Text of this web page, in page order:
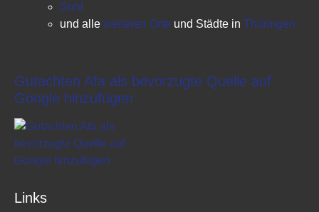
Suhl
und alle weiteren Orte und Städte in Thüringen
Gutachten Afa als bevorzugte Quelle auf
Google hinzufügen
Links